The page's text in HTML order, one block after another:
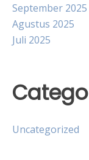
September 2025
Agustus 2025
Juli 2025
Uncategorized